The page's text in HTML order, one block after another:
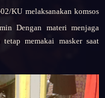
KU melaksanakan komsos
Dengan materi menjaga
memakai masker saat